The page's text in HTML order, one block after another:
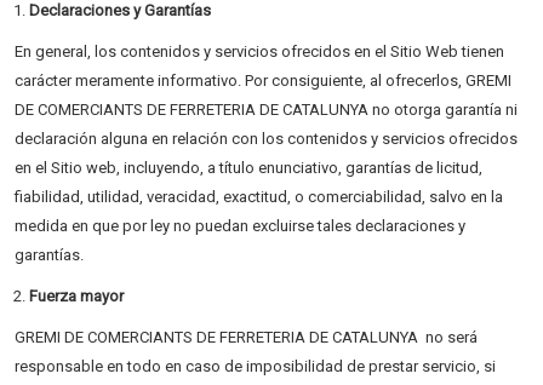
Declaraciones y Garantías
En general, los contenidos y servicios ofrecidos en el Sitio Web tienen
carácter meramente informativo. Por consiguiente, al ofrecerlos, GREMI
DE COMERCIANTS DE FERRETERIA DE CATALUNYA no otorga garantía ni
declaración alguna en relación con los contenidos y servicios ofrecidos
en el Sitio web, incluyendo, a título enunciativo, garantías de licitud,
fiabilidad, utilidad, veracidad, exactitud, o comerciabilidad, salvo en la
medida en que por ley no puedan excluirse tales declaraciones y
garantías.
Fuerza mayor
GREMI DE COMERCIANTS DE FERRETERIA DE CATALUNYA no será
responsable en todo en caso de imposibilidad de prestar servicio, si